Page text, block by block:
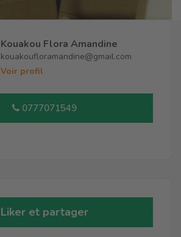
Kouakou Flora Amandine
kouakoufloramandine@gmail.com
Voir profil
0777071549
Liker et partager